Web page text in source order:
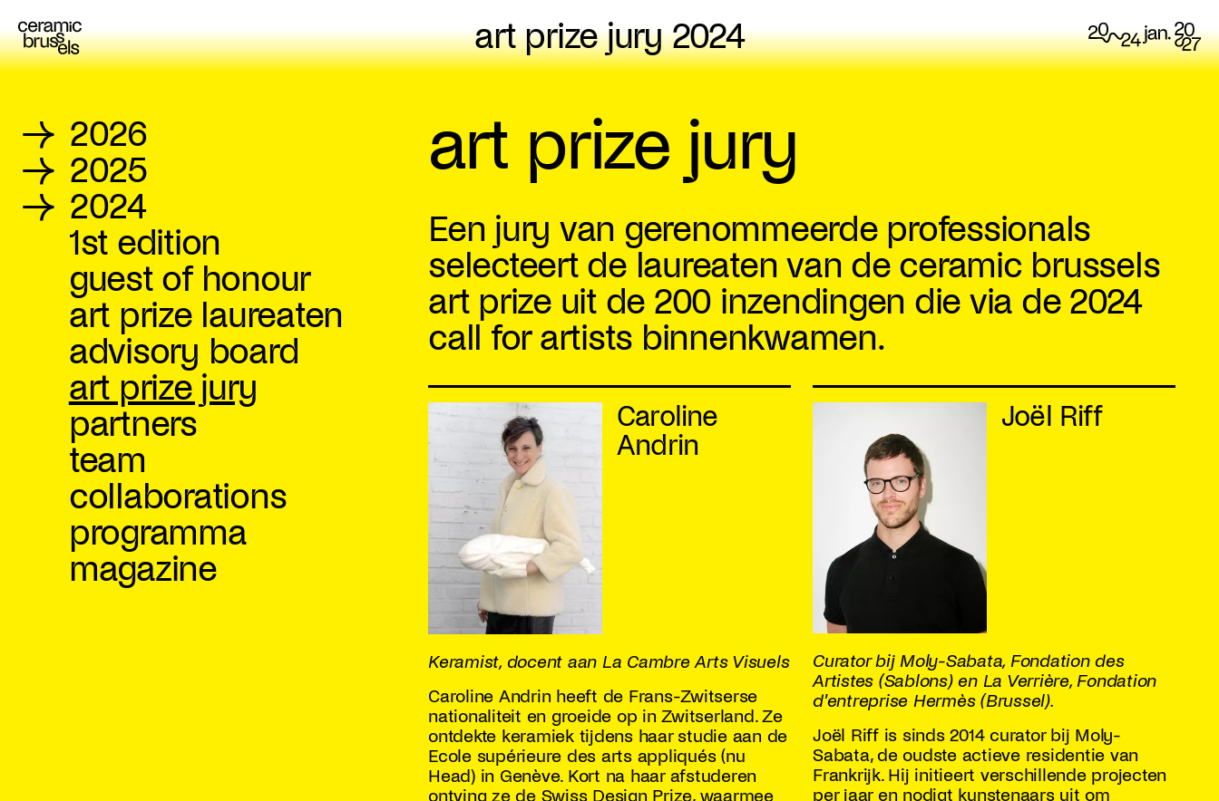
art prize jury 2024
→ 2026
→ 2025
→ 2024
1st edition
guest of honour
art prize laureaten
advisory board
art prize jury
partners
team
collaborations
programma
magazine
art prize jury
Een jury van gerenommeerde professionals
selecteert de laureaten van de ceramic brussels
art prize uit de 200 inzendingen die via de 2024
call for artists binnenkwamen.
Caroline
Andrin
Keramist, docent aan La Cambre Arts Visuels
Caroline Andrin heeft de Frans-Zwitserse
nationaliteit en groeide op in Zwitserland. Ze
ontdekte keramiek tijdens haar studie aan de
Ecole supérieure des arts appliqués (nu
Head) in Genève. Kort na haar afstuderen
ontving ze de Swiss Design Prize, waarmee
Joël Riff
Curator bij Moly-Sabata, Fondation des
Artistes (Sablons) en La Verrière, Fondation
d'entreprise Hermès (Brussel).
Joël Riff is sinds 2014 curator bij Moly-
Sabata, de oudste actieve residentie van
Frankrijk. Hij initieert verschillende projecten
per jaar en nodigt kunstenaars uit om